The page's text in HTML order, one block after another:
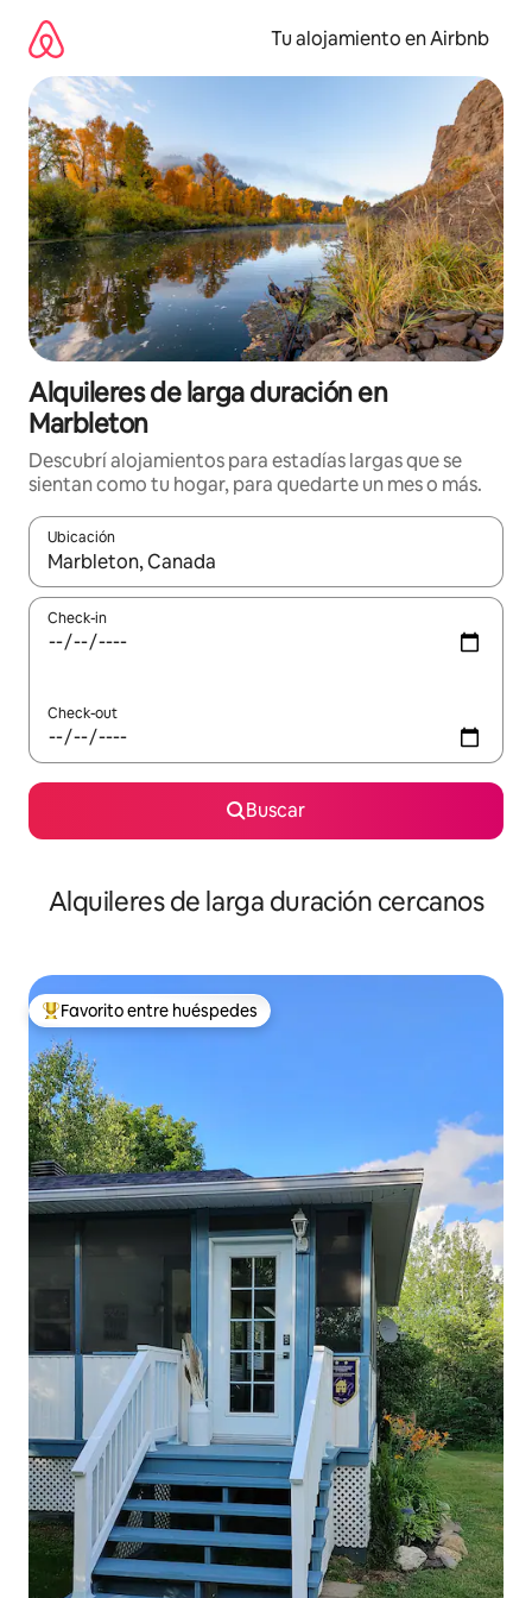
contenido
Tu alojamiento en Airbnb
Alquileres de larga duración en
Marbleton
Descubrí alojamientos para estadías largas que se
sientan como tu hogar, para quedarte un mes o más.
Ubicación
Cuando los resultados estén disponibles, navegá con las
Check-in
Check-out
Buscar
Alquileres de larga duración cercanos
Favorito entre los huéspedes más destacados
Favorito entre huéspedes